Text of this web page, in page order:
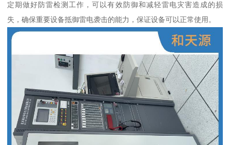
定期做好防雷检测工作，可以有效防御和减轻雷电灾害造成的损
失，确保重要设备抵御雷电袭击的能力，保证设备可以正常使用。